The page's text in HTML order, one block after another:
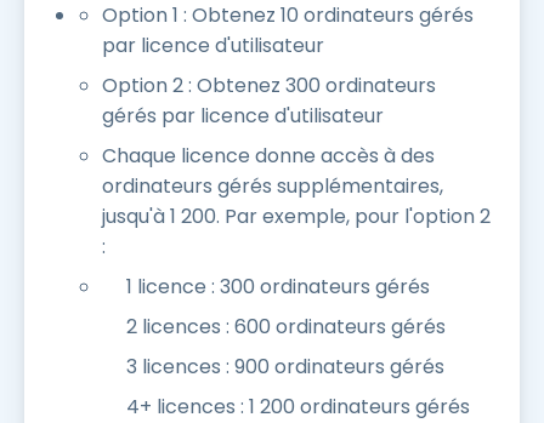
Option 1 : Obtenez 10 ordinateurs gérés
par licence d'utilisateur
Option 2 : Obtenez 300 ordinateurs
gérés par licence d'utilisateur
Chaque licence donne accès à des
ordinateurs gérés supplémentaires,
jusqu'à 1 200. Par exemple, pour l'option 2
:
1 licence : 300 ordinateurs gérés
2 licences : 600 ordinateurs gérés
3 licences : 900 ordinateurs gérés
4+ licences : 1 200 ordinateurs gérés